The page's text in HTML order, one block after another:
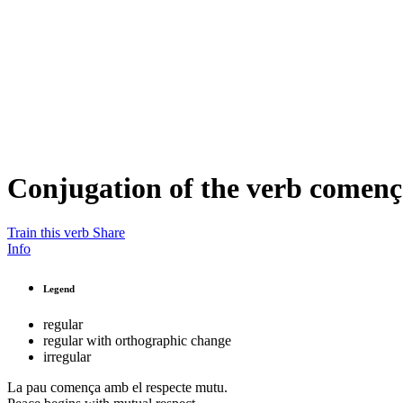
Conjugation of the verb
Train this verb Share
Info
Legend
regular
regular with orthographic change
irregular
La pau comença amb el respecte mutu.